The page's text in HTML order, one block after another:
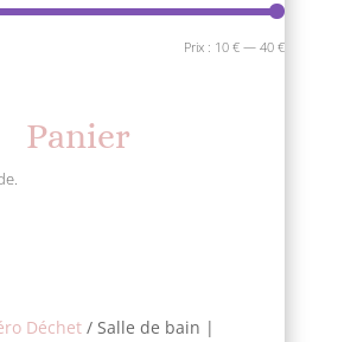
PP
Prix : 10 € —40 €
Panier
Déchet/ Salle de bain |